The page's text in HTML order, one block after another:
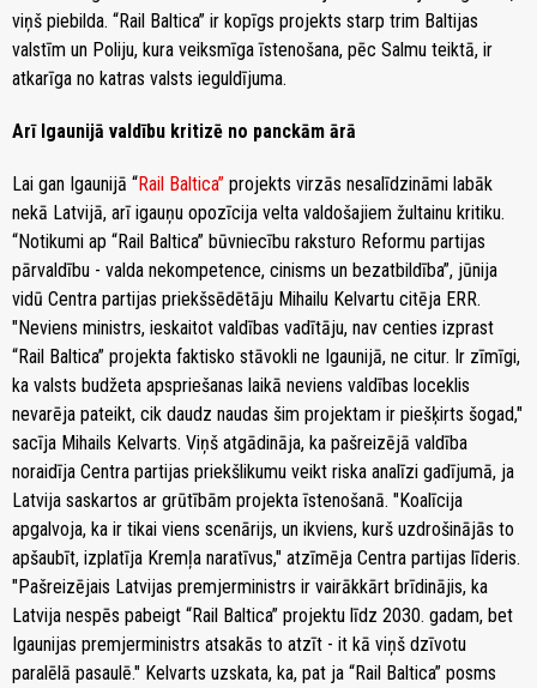
viņš piebilda. “Rail Baltica” ir kopīgs projekts starp trim Baltijas
valstīm un Poliju, kura veiksmīga īstenošana, pēc Salmu teiktā, ir
atkarīga no katras valsts ieguldījuma.
Arī Igaunijā valdību kritizē no panckām ārā
Lai gan Igaunijā “Rail Baltica” projekts virzās nesalīdzināmi labāk
nekā Latvijā, arī igauņu opozīcija velta valdošajiem žultainu kritiku.
“Notikumi ap “Rail Baltica” būvniecību raksturo Reformu partijas
pārvaldību - valda nekompetence, cinisms un bezatbildība”, jūnija
vidū Centra partijas priekšsēdētāju Mihailu Kelvartu citēja ERR.
"Neviens ministrs, ieskaitot valdības vadītāju, nav centies izprast
“Rail Baltica” projekta faktisko stāvokli ne Igaunijā, ne citur. Ir zīmīgi,
ka valsts budžeta apspriešanas laikā neviens valdības loceklis
nevarēja pateikt, cik daudz naudas šim projektam ir piešķirts šogad,"
sacīja Mihails Kelvarts. Viņš atgādināja, ka pašreizējā valdība
noraidīja Centra partijas priekšlikumu veikt riska analīzi gadījumā, ja
Latvija saskartos ar grūtībām projekta īstenošanā. "Koalīcija
apgalvoja, ka ir tikai viens scenārijs, un ikviens, kurš uzdrošinājās to
apšaubīt, izplatīja Kremļa naratīvus," atzīmēja Centra partijas līderis.
"Pašreizējais Latvijas premjerministrs ir vairākkārt brīdinājis, ka
Latvija nespēs pabeigt “Rail Baltica” projektu līdz 2030. gadam, bet
Igaunijas premjerministrs atsakās to atzīt - it kā viņš dzīvotu
paralēlā pasaulē." Kelvarts uzskata, ka, pat ja “Rail Baltica” posms